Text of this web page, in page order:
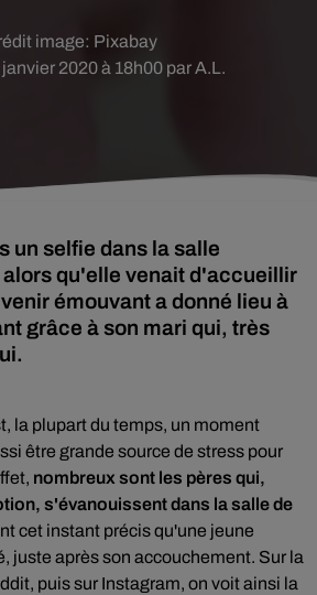
2020 à 18h00 par A.L.
image: Pixabay
un selfie dans la salle
qu'elle venait d'accueillir
émouvant a donné lieu à
grâce à son mari qui, très
la plupart du temps, un moment
être grande source de stress pour
nombreux sont les pères qui,
s'évanouissent dans la salle de
cet instant précis qu'une jeune
juste après son accouchement. Sur la
puis sur Instagram, on voit ainsi la